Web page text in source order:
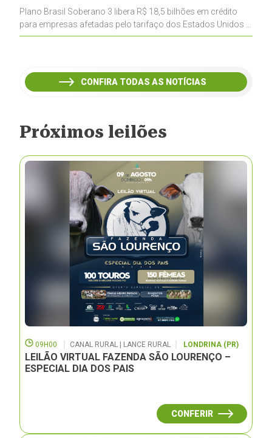
Plano Brasil Soberano 3 libera R$ 18,5 bilhões em crédito
para empresas afetadas pelo tarifaço dos Estados Unidos e
inclui a pecuária entre os setores estratégicos
CONFIRA TODAS AS NOTÍCIAS
Próximos leilões
09H00 CANAL RURAL | LANCE RURAL LONDRINA (PR)
LEILÃO VIRTUAL FAZENDA SÃO LOURENÇO –
ESPECIAL DIA DOS PAIS
CONFERIR